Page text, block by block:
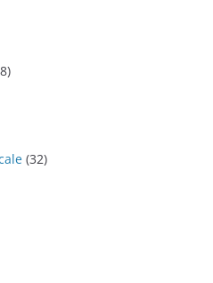
(32)